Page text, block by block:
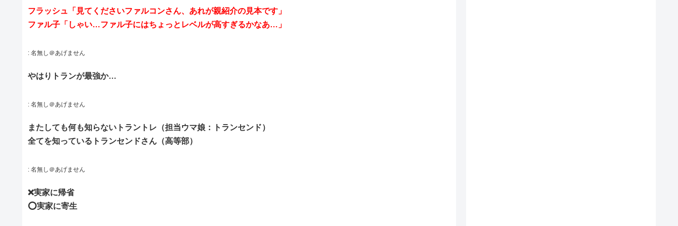
フラッシュ「見てくださいファルコンさん、あれが親紹介の見本です」
ファル子「しゃい…ファル子にはちょっとレベルが高すぎるかなあ…」
: 名無し＠あげません
やはりトランが最強か…
: 名無し＠あげません
またしても何も知らないトラントレ（担当ウマ娘：トランセンド）
全てを知っているトランセンドさん（高等部）
: 名無し＠あげません
❌実家に帰省
️⭕️実家に寄生